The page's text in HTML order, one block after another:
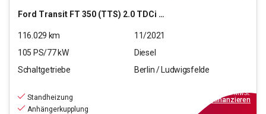
Ford Transit FT 350 (TTS) 2.0 TDCi DPF 350 L3 Trend FWD
116.029 km
11/2021
105 PS/77kW
Diesel
Schaltgetriebe
Berlin / Ludwigsfelde
Standheizung
Anhängerkupplung
inkl.MwSt.
finanzieren